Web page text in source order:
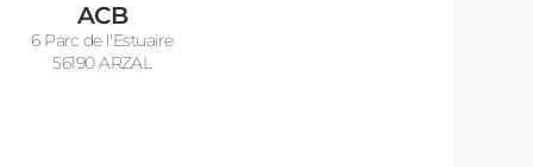
ACB
6 Parc de l'Estuaire
56190 ARZAL